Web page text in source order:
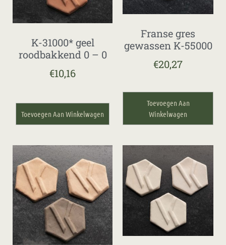
K-31000* geel
roodbakkend 0 – 0
€10,16
Toevoegen Aan Winkelwagen
Franse gres
gewassen K-55000
€20,27
Toevoegen Aan
Winkelwagen